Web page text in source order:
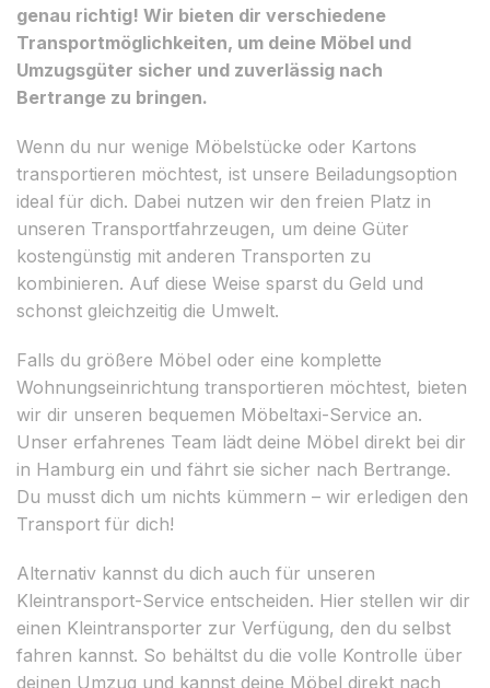
genau richtig! Wir bieten dir verschiedene
Transportmöglichkeiten, um deine Möbel und
Umzugsgüter sicher und zuverlässig nach
Bertrange zu bringen.
Wenn du nur wenige Möbelstücke oder Kartons
transportieren möchtest, ist unsere Beiladungsoption
ideal für dich. Dabei nutzen wir den freien Platz in
unseren Transportfahrzeugen, um deine Güter
kostengünstig mit anderen Transporten zu
kombinieren. Auf diese Weise sparst du Geld und
schonst gleichzeitig die Umwelt.
Falls du größere Möbel oder eine komplette
Wohnungseinrichtung transportieren möchtest, bieten
wir dir unseren bequemen Möbeltaxi-Service an.
Unser erfahrenes Team lädt deine Möbel direkt bei dir
in Hamburg ein und fährt sie sicher nach Bertrange.
Du musst dich um nichts kümmern – wir erledigen den
Transport für dich!
Alternativ kannst du dich auch für unseren
Kleintransport-Service entscheiden. Hier stellen wir dir
einen Kleintransporter zur Verfügung, den du selbst
fahren kannst. So behältst du die volle Kontrolle über
deinen Umzug und kannst deine Möbel direkt nach